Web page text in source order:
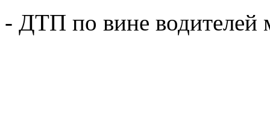
- ДТП по вине водителей